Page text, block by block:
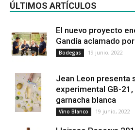
ÚLTIMOS ARTÍCULOS
El nuevo proyecto
Gandía aclamado
Bodegas 19 junio, 2022
Jean Leon presenta
experimental GB-
garnacha blanca
Vino Blanco 19 junio, 2022